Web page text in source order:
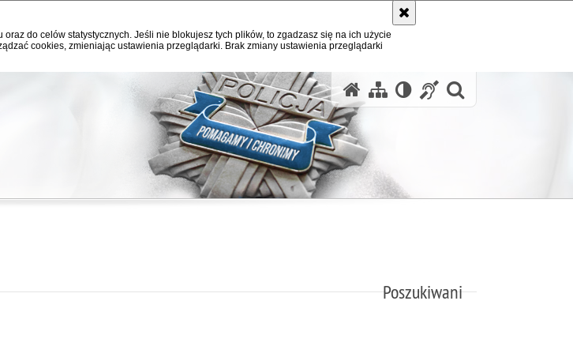
do celów statystycznych. Jeśli nie blokujesz tych plików, to zgadzasz się na ich użycie
cookies, zmieniając ustawienia przeglądarki. Brak zmiany ustawienia przeglądarki
Poszukiwani